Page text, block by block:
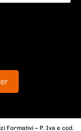
Formativi – P. Iva e cod.